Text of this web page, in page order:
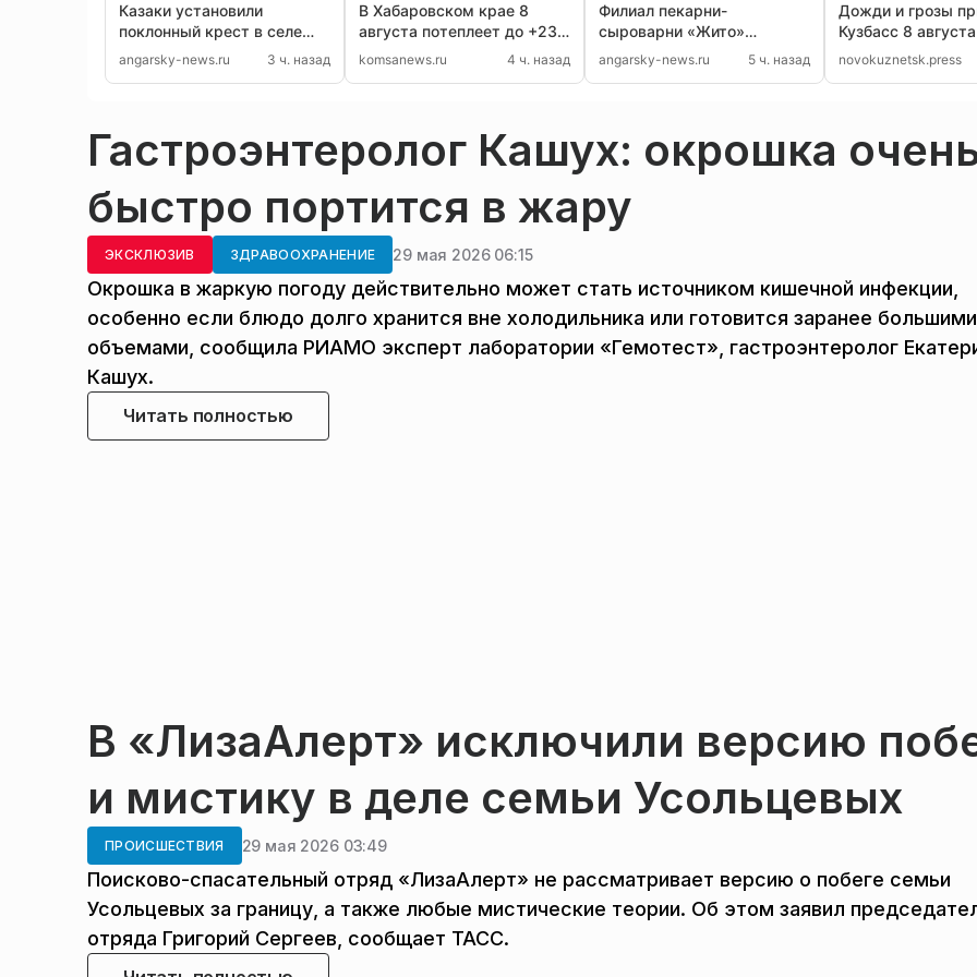
Казаки установили
поклонный крест в селе
Бельск Иркутской области
angarsky-news.ru 3 ч. назад
В Хабаровском крае 8
августа потеплеет до +23,
на севере пройдут дожди
komsanews.ru 4 ч. назад
Филиал пекарни-
сыроварни «Жито»
закрылся в Иркутске
angarsky-news.ru 5 ч. назад
Дожди и грозы
Кузбасс 8 августа
novokuznetsk.press
Гастроэнтеролог Кашух: окрошка
быстро портится в жару
ЭКСКЛЮЗИВ ЗДРАВООХРАНЕНИЕ 29 мая 2026 06:15
Окрошка в жаркую погоду действительно может стать источником кишечной инфекции,
особенно если блюдо долго хранится вне холодильника или готовится заранее большими
объемами, сообщила РИАМО эксперт лаборатории «Гемотест», гастроэнтеролог
Кашух.
Читать полностью
В «ЛизаАлерт» исключили версию
и мистику в деле семьи Усольцевых
ПРОИСШЕСТВИЯ 29 мая 2026 03:49
Поисково-спасательный отряд «ЛизаАлерт» не рассматривает версию о побеге семьи
Усольцевых за границу, а также любые мистические теории. Об этом заявил
отряда Григорий Сергеев, сообщает ТАСС.